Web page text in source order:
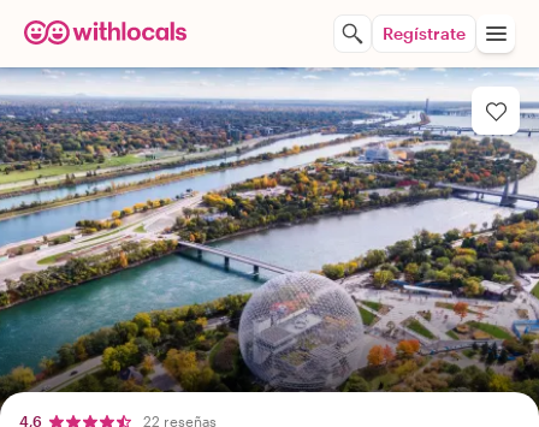
Regístrate
4,6 22 reseñas